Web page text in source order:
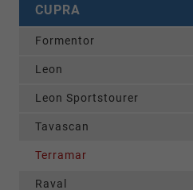
CUPRA
Formentor
Leon
Leon Sportstourer
Tavascan
Terramar
Raval